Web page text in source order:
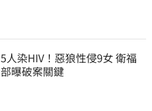
5人染HIV！惡狼性侵9女 衛福
部曝破案關鍵